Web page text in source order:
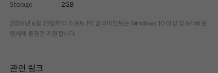
Storage
2GB
2026년 6월 29일부터 스토브 PC 클라이언트는 Windows 10 이상 및 64bit 운
영체제 환경만 지원합니다.
관련 링크